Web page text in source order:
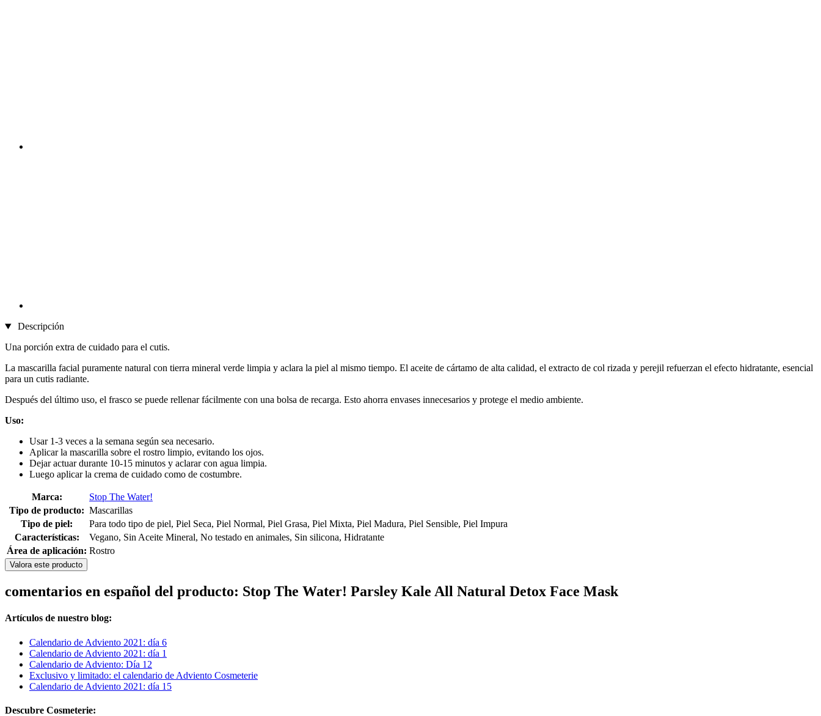
Descripción
Una porción extra de cuidado para el cutis.
La mascarilla facial puramente natural con tierra mineral verde limpia y aclara la piel al mismo tiempo. El aceite de cártamo de alta calidad, el extracto de col rizada y perejil refuerzan el efecto hidratante, esencial
para un cutis radiante.
Después del último uso, el frasco se puede rellenar fácilmente con una bolsa de recarga. Esto ahorra envases innecesarios y protege el medio ambiente.
Uso:
Usar 1-3 veces a la semana según sea necesario.
Aplicar la mascarilla sobre el rostro limpio, evitando los ojos.
Dejar actuar durante 10-15 minutos y aclarar con agua limpia.
Luego aplicar la crema de cuidado como de costumbre.
Marca:
Stop The Water!
Tipo de producto: Mascarillas
Tipo de piel:
Para todo tipo de piel, Piel Seca, Piel Normal, Piel Grasa, Piel Mixta, Piel Madura, Piel Sensible, Piel Impura
Características:
Vegano, Sin Aceite Mineral, No testado en animales, Sin silicona, Hidratante
Área de aplicación: Rostro
Valora este producto
comentarios en español del producto: Stop The Water! Parsley Kale All Natural Detox Face Mask
Artículos de nuestro blog:
Calendario de Adviento 2021: día 6
Calendario de Adviento 2021: día 1
Calendario de Adviento: Día 12
Exclusivo y limitado: el calendario de Adviento Cosmeterie
Calendario de Adviento 2021: día 15
Descubre Cosmeterie: